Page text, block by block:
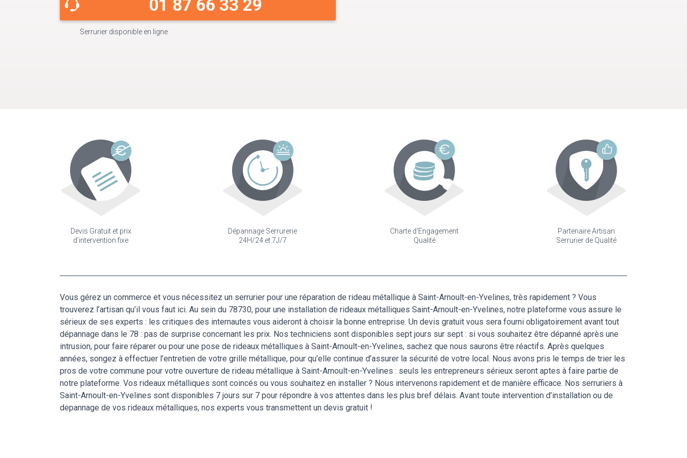
01 87 66 33 29
Serrurier disponible en ligne
Devis Gratuit et prix
d'intervention fixe
Dépannage Serrurerie
24H/24 et 7J/7
Charte d'Engagement
Qualité
Partenaire Artisan
Serrurier de Qualité
Vous gérez un commerce et vous nécessitez un serrurier pour une réparation de rideau métallique à Saint-Arnoult-en-Yvelines, très rapidement ? Vous
trouverez l’artisan qu’il vous faut ici. Au sein du 78730, pour une installation de rideaux métalliques Saint-Arnoult-en-Yvelines, notre plateforme vous assure le
sérieux de ses experts : les critiques des internautes vous aideront à choisir la bonne entreprise. Un devis gratuit vous sera fourni obligatoirement avant tout
dépannage dans le 78 : pas de surprise concernant les prix. Nos techniciens sont disponibles sept jours sur sept : si vous souhaitez être dépanné après une
intrusion, pour faire réparer ou pour une pose de rideaux métalliques à Saint-Arnoult-en-Yvelines, sachez que nous saurons être réactifs. Après quelques
années, songez à effectuer l’entretien de votre grille métallique, pour qu’elle continue d’assurer la sécurité de votre local. Nous avons pris le temps de trier les
pros de votre commune pour votre ouverture de rideau métallique à Saint-Arnoult-en-Yvelines : seuls les entrepreneurs sérieux seront aptes à faire partie de
notre plateforme. Vos rideaux métalliques sont coincés ou vous souhaitez en installer ? Nous intervenons rapidement et de manière efficace. Nos serruriers à
Saint-Arnoult-en-Yvelines sont disponibles 7 jours sur 7 pour répondre à vos attentes dans les plus bref délais. Avant toute intervention d’installation ou de
depannage de vos rideaux métalliques, nos experts vous transmettent un devis gratuit !